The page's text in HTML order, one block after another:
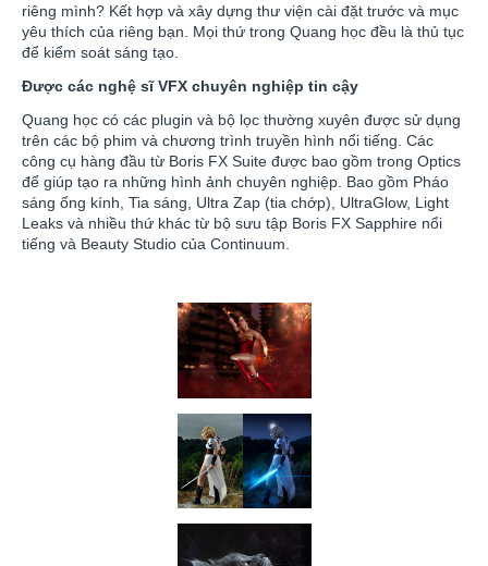
riêng mình? Kết hợp và xây dựng thư viện cài đặt trước và mục
yêu thích của riêng bạn. Mọi thứ trong Quang học đều là thủ tục
để kiểm soát sáng tạo.
Được các nghệ sĩ VFX chuyên nghiệp tin cậy
Quang học có các plugin và bộ lọc thường xuyên được sử dụng
trên các bộ phim và chương trình truyền hình nổi tiếng. Các
công cụ hàng đầu từ Boris FX Suite được bao gồm trong Optics
để giúp tạo ra những hình ảnh chuyên nghiệp. Bao gồm Pháo
sáng ống kính, Tia sáng, Ultra Zap (tia chớp), UltraGlow, Light
Leaks và nhiều thứ khác từ bộ sưu tập Boris FX Sapphire nổi
tiếng và Beauty Studio của Continuum.